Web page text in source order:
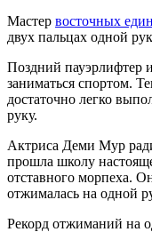
Мастер восточных
двух пальцах одной
Поздний пауэрлифтер
заниматься спортом.
достаточно легко
руку.
Актриса Деми Мур
прошла школу
отставного морпеха.
отжималась на одной
Рекорд отжиманий на